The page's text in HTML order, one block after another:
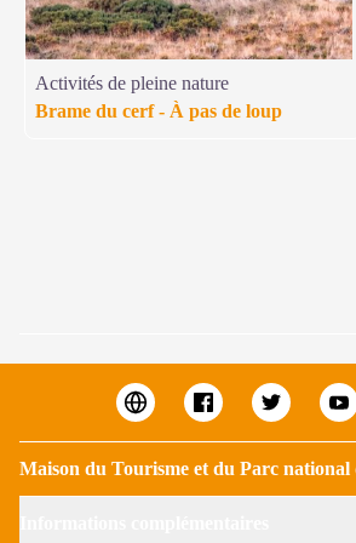
Activités de pleine nature
Brame du cerf - À pas de loup
Maison du Tourisme et du Parc national